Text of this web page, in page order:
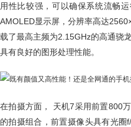
用性比较强，可以确保系统流畅
AMOLED显示屏，分辨率高达
载了最高主频为2.15GHz的高通骁
具有良好的图形处理性能。
在拍摄方面， 天机7采用前置800
的拍摄组合，前置摄像头具有光